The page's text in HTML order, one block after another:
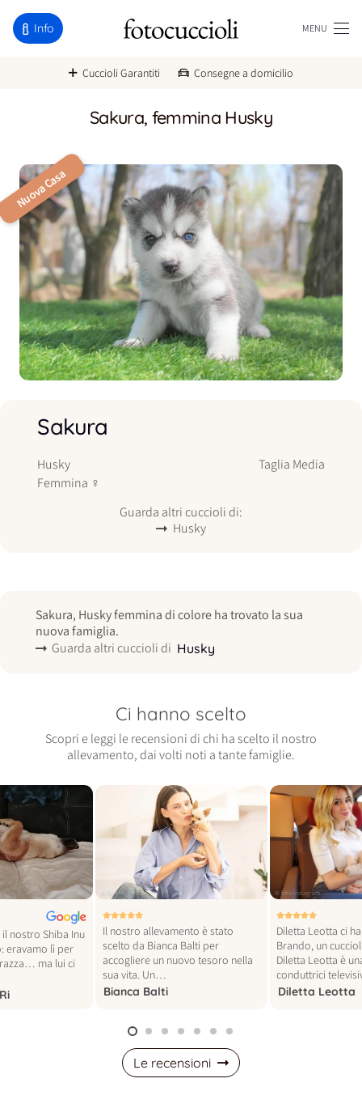
Info MENU
Cuccioli Garantiti Consegne a domicilio
Sakura, femmina Husky
Nuova Casa
Sakura
Husky
Femmina ♀
Taglia Media
Guarda altri cuccioli di:
Husky
Sakura, Husky femmina di colore ha trovato la sua
nuova famiglia.
Guarda altri cuccioli di Husky
Ci hanno scelto
Scopri e leggi le recensioni di chi ha scelto il nostro
allevamento, dai volti noti a tante famiglie.
nostro Shiba Inu
eravamo lì per
ma lui ci
© foto vogue italia
Il nostro allevamento è stato
scelto da Bianca Balti per
accogliere un nuovo tesoro nella
sua vita. Un…
Bianca Balti
© foto instagram
Diletta Leotta ci
Brando, un
Diletta Leotta è
conduttrici
Diletta Leotta
Le recensioni